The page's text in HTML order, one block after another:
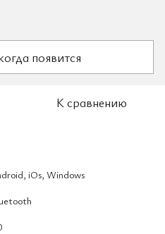
появится
К сравнению
iOs, Windows